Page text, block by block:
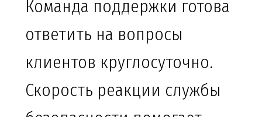
Команда поддержки готова
ответить на вопросы
клиентов круглосуточно.
Скорость реакции службы